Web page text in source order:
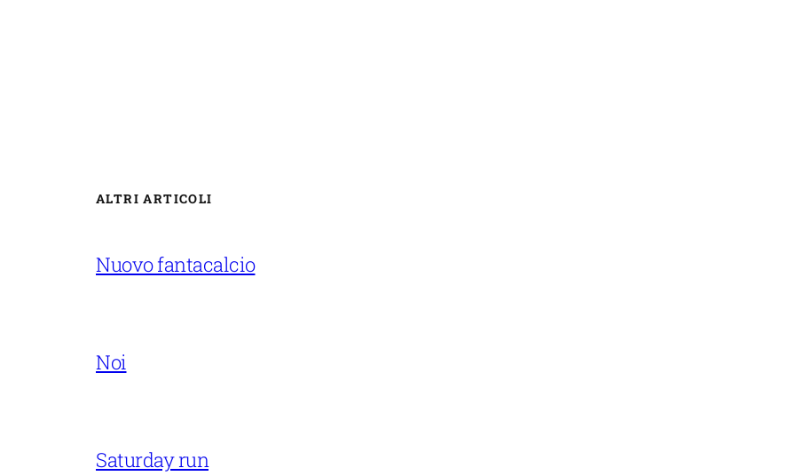
ALTRI ARTICOLI
Nuovo fantacalcio
Noi
Saturday run